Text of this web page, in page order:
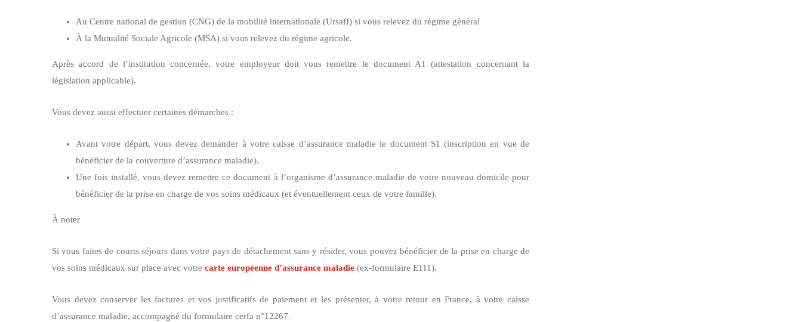
Au Centre national de gestion (CNG) de la mobilité internationale (Ursaff) si vous relevez du régime général
À la Mutualité Sociale Agricole (MSA) si vous relevez du régime agricole.
Après accord de l’institution concernée, votre employeur doit vous remettre le document A1 (attestation concernant la
législation applicable).
Vous devez aussi effectuer certaines démarches :
Avant votre départ, vous devez demander à votre caisse d’assurance maladie le document S1 (inscription en vue de
bénéficier de la couverture d’assurance maladie).
Une fois installé, vous devez remettre ce document à l’organisme d’assurance maladie de votre nouveau domicile pour
bénéficier de la prise en charge de vos soins médicaux (et éventuellement ceux de votre famille).
À noter
Si vous faites de courts séjours dans votre pays de détachement sans y résider, vous pouvez bénéficier de la prise en charge de
vos soins médicaux sur place avec votre carte européenne d’assurance maladie (ex-formulaire E111).
Vous devez conserver les factures et vos justificatifs de paiement et les présenter, à votre retour en France, à votre caisse
d’assurance maladie, accompagné du formulaire cerfa n°12267.